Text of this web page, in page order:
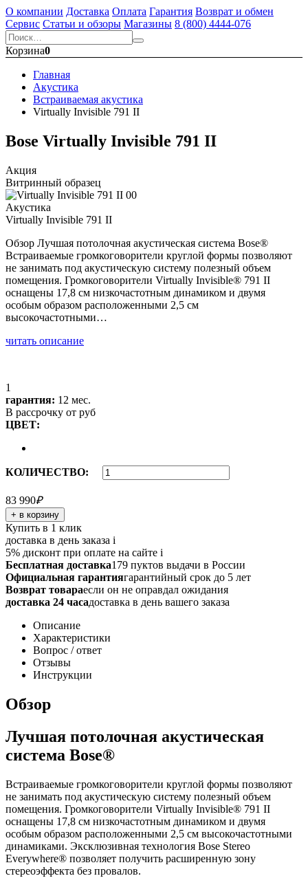
О компании Доставка Оплата Гарантия Возврат и обмен
Сервис Статьи и обзоры Магазины 8 (800) 4444-076
Корзина0
Главная
Акустика
Встраиваемая акустика
Virtually Invisible 791 II
Bose Virtually Invisible 791 II
Акция
Витринный образец
Акустика
Virtually Invisible 791 II
Обзор Лучшая потолочная акустическая система Bose®
Встраиваемые громкоговорители круглой формы позволяют
не занимать под акустическую систему полезный объем
помещения. Громкоговорители Virtually Invisible® 791 II
оснащены 17,8 см низкочастотным динамиком и двумя
особым образом расположенными 2,5 см
высокочастотными…
читать описание
1
гарантия: 12 мес.
В рассрочку от руб
ЦВЕТ:
КОЛИЧЕСТВО:
83 990₽
+ в корзину
Купить в 1 клик
доставка в день заказа i
5% дисконт при оплате на сайте i
Бесплатная доставка179 пуктов выдачи в России
Официальная гарантиягарантийный срок до 5 лет
Возврат товараесли он не оправдал ожидания
доставка 24 часадоставка в день вашего заказа
Описание
Характеристики
Вопрос / ответ
Отзывы
Инструкции
Обзор
Лучшая потолочная акустическая
система Bose®
Встраиваемые громкоговорители круглой формы позволяют
не занимать под акустическую систему полезный объем
помещения. Громкоговорители Virtually Invisible® 791 II
оснащены 17,8 см низкочастотным динамиком и двумя
особым образом расположенными 2,5 см высокочастотными
динамиками. Эксклюзивная технология Bose Stereo
Everywhere® позволяет получить расширенную зону
стереоэффекта без провалов.